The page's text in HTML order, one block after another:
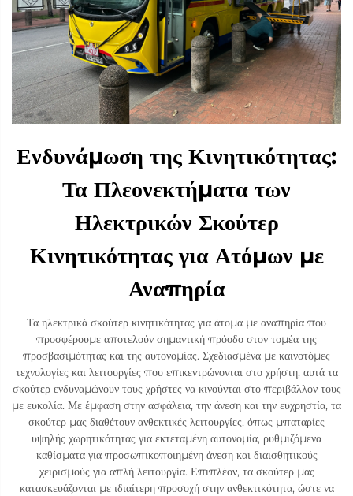
Ενδυνάμωση της Κινητικότητας:
Τα Πλεονεκτήματα των
Ηλεκτρικών Σκούτερ
Κινητικότητας για Ατόμων με
Αναπηρία
Τα ηλεκτρικά σκούτερ κινητικότητας για άτομα με αναπηρία που
προσφέρουμε αποτελούν σημαντική πρόοδο στον τομέα της
προσβασιμότητας και της αυτονομίας. Σχεδιασμένα με καινοτόμες
τεχνολογίες και λειτουργίες που επικεντρώνονται στο χρήστη, αυτά τα
σκούτερ ενδυναμώνουν τους χρήστες να κινούνται στο περιβάλλον τους
με ευκολία. Με έμφαση στην ασφάλεια, την άνεση και την ευχρηστία, τα
σκούτερ μας διαθέτουν ανθεκτικές λειτουργίες, όπως μπαταρίες
υψηλής χωρητικότητας για εκτεταμένη αυτονομία, ρυθμιζόμενα
καθίσματα για προσωπικοποιημένη άνεση και διαισθητικούς
χειρισμούς για απλή λειτουργία. Επιπλέον, τα σκούτερ μας
κατασκευάζονται με ιδιαίτερη προσοχή στην ανθεκτικότητα, ώστε να